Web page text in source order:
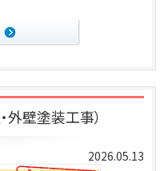
外壁塗装工事）
2026.05.13